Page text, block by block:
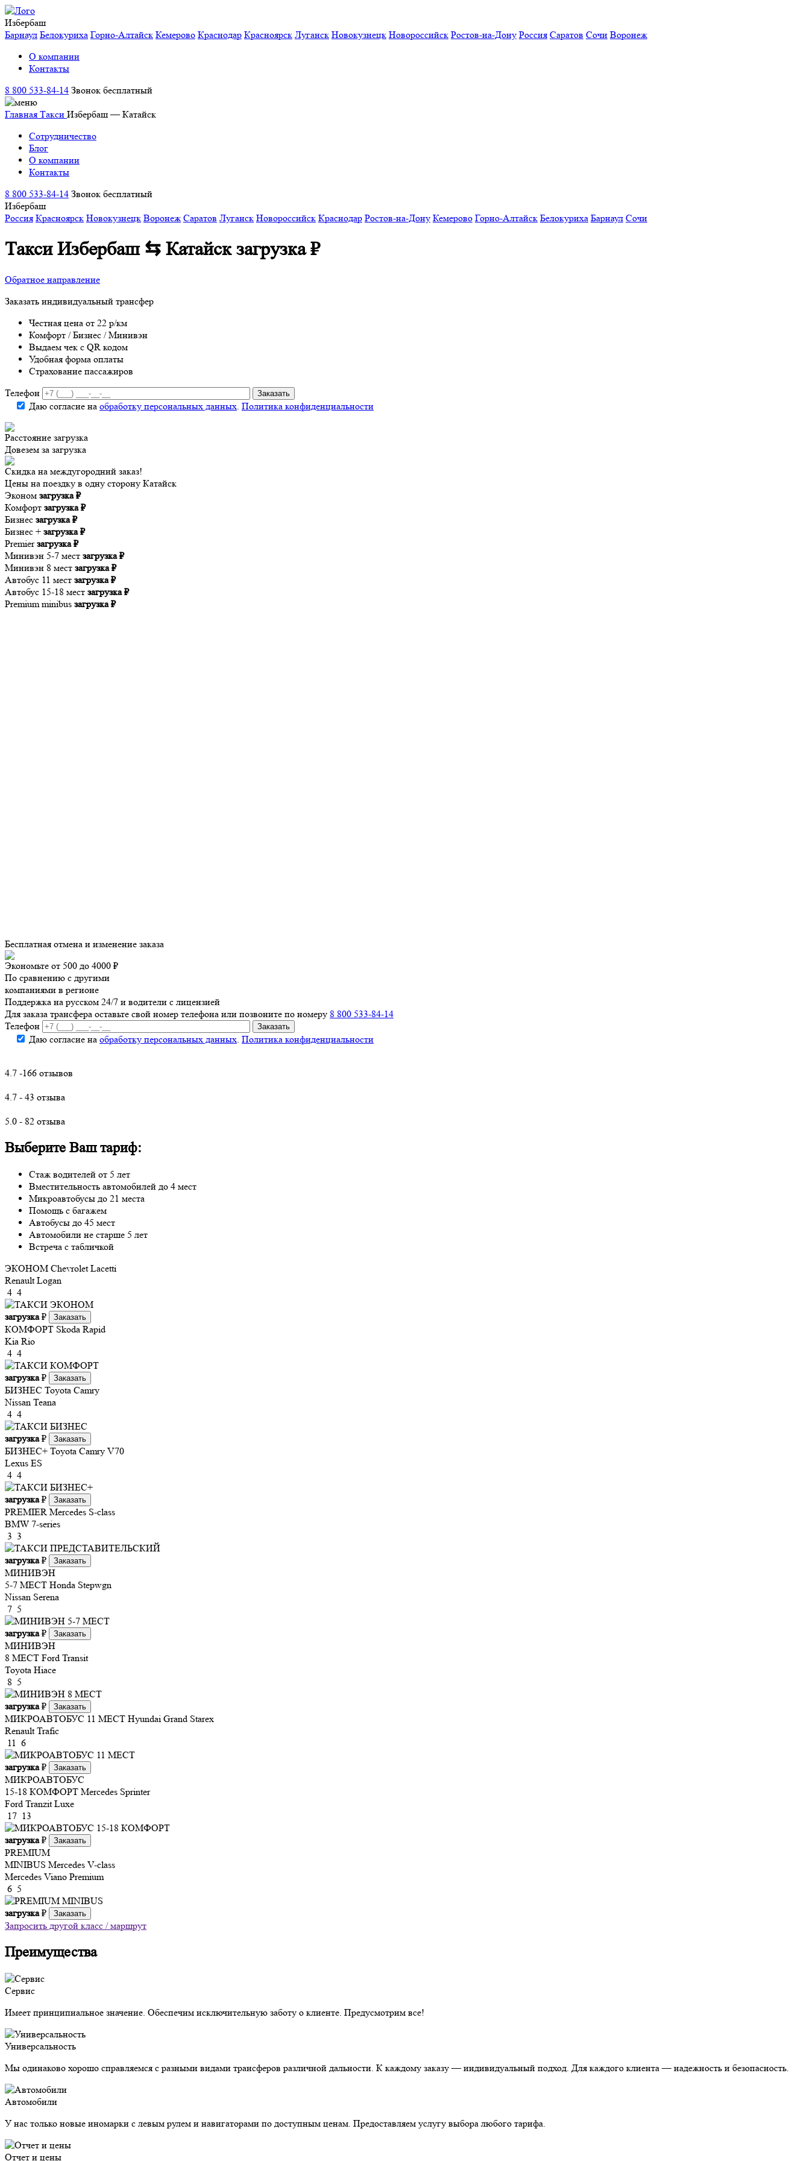
Избербаш
Барнаул Белокуриха Горно-Алтайск Кемерово Краснодар Красноярск Луганск Новокузнецк Новороссийск Ростов-на-Дону Россия Саратов Сочи Воронеж
О компании
Контакты
8 800 533-84-14 Звонок бесплатный
Главная Такси Избербаш — Катайск
Сотрудничество
Блог
О компании
Контакты
8 800 533-84-14 Звонок бесплатный
Избербаш
Россия Красноярск Новокузнецк Воронеж Саратов Луганск Новороссийск Краснодар Ростов-на-Дону Кемерово Горно-Алтайск Белокуриха Барнаул Сочи
Такси Избербаш ⇆ Катайскзагрузка₽
Обратное направление
Заказать индивидуальный трансфер
Честная цена от 22 р/км
Комфорт / Бизнес / Минивэн
Выдаем чек с QR кодом
Удобная форма оплаты
Страхование пассажиров
Телефон
Даю согласие на обработку персональных данных. Политика конфиденциальности
Расстояние загрузка
Довезем за загрузка
Скидка на междугородний заказ!
Цены на поездку в одну сторону Катайск
Эконом загрузка ₽
Комфорт загрузка ₽
Бизнес загрузка ₽
Бизнес + загрузка ₽
Premier загрузка ₽
Минивэн 5-7 мест загрузка ₽
Минивэн 8 мест загрузка ₽
Автобус 11 мест загрузка ₽
Автобус 15-18 мест загрузка ₽
Premium minibus загрузка ₽
Бесплатная отмена и изменение заказа
Экономьте от 500 до 4000 ₽
По сравнению с другими
компаниями в регионе
Поддержка на русском 24/7 и водители с лицензией
Для заказа трансфера оставьте свой номер телефона или позвоните по номеру 8 800 533-84-14
Телефон
Даю согласие на обработку персональных данных. Политика конфиденциальности
4.7 -166 отзывов
4.7 - 43 отзыва
5.0 - 82 отзыва
Выберите Ваш тариф:
Стаж водителей от 5 лет
Вместительность автомобилей до 4 мест
Микроавтобусы до 21 места
Помощь с багажем
Автобусы до 45 мест
Автомобили не старше 5 лет
Встреча с табличкой
ЭКОНОМ Chevrolet Lacetti
Renault Logan
4 4
загрузка₽ Заказать
КОМФОРТ Skoda Rapid
Kia Rio
4 4
загрузка₽ Заказать
БИЗНЕС Toyota Camry
Nissan Teana
4 4
загрузка₽ Заказать
БИЗНЕС+ Toyota Camry V70
Lexus ES
4 4
загрузка₽ Заказать
PREMIER Mercedes S-class
BMW 7-series
3 3
загрузка₽ Заказать
МИНИВЭН
5-7 МЕСТ Honda Stepwgn
Nissan Serena
7 5
загрузка₽ Заказать
МИНИВЭН
8 МЕСТ Ford Transit
Toyota Hiace
8 5
загрузка₽ Заказать
МИКРОАВТОБУС 11 МЕСТ Hyundai Grand Starex
Renault Trafic
11 6
загрузка₽ Заказать
МИКРОАВТОБУС
15-18 КОМФОРТ Mercedes Sprinter
Ford Tranzit Luxe
17 13
загрузка₽ Заказать
PREMIUM
MINIBUS Mercedes V-class
Mercedes Viano Premium
6 5
загрузка₽ Заказать
Запросить другой класс / маршрут
Преимущества
Сервис
Имеет принципиальное значение. Обеспечим исключительную заботу о клиенте. Предусмотрим все!
Универсальность
Мы одинаково хорошо справляемся с разными видами трансферов различной дальности. К каждому заказу — индивидуальный подход. Для каждого клиента — надежность и безопасность.
Автомобили
У нас только новые иномарки с левым рулем и навигаторами по доступным ценам. Предоставляем услугу выбора любого тарифа.
Отчет и цены